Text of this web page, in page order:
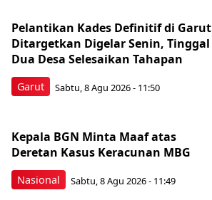
Garut
Pelantikan Kades Definitif di Garut
Ditargetkan Digelar Senin, Tinggal
Dua Desa Selesaikan Tahapan
Sabtu, 8 Agu 2026 - 11:50
Nasional
Kepala BGN Minta Maaf atas
Deretan Kasus Keracunan MBG
Sabtu, 8 Agu 2026 - 11:49